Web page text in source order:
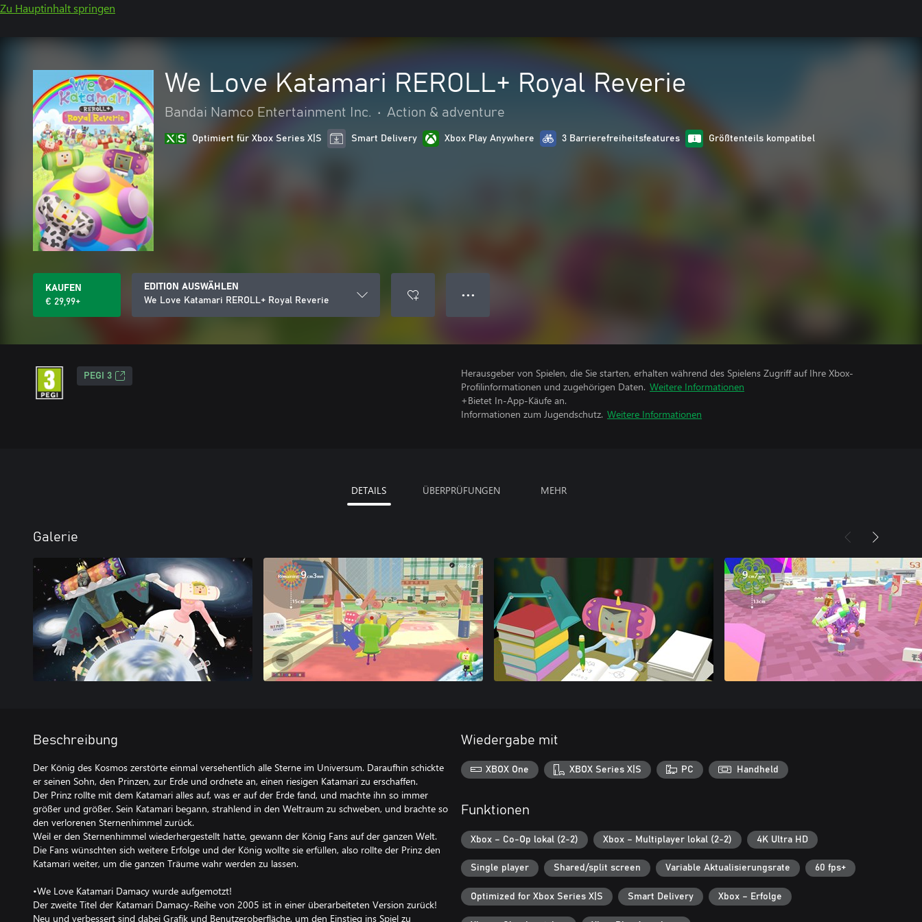
Zu Hauptinhalt springen
We Love Katamari REROLL+ Royal Reverie
Bandai Namco Entertainment Inc. • Action & adventure
Optimiert für Xbox Series X|S Smart Delivery Xbox Play Anywhere 3 Barrierefreiheitsfeatures Größtenteils kompatibel
KAUFEN
€ 29,99+
EDITION AUSWÄHLEN
We Love Katamari REROLL+ Royal Reverie
● ● ●
PEGI 3
Herausgeber von Spielen, die Sie starten, erhalten während des Spielens Zugriff auf Ihre Xbox-
Profilinformationen und zugehörigen Daten. Weitere Informationen
+Bietet In-App-Käufe an.
Informationen zum Jugendschutz. Weitere Informationen
DETAILS ÜBERPRÜFUNGEN MEHR
Galerie
Beschreibung
Der König des Kosmos zerstörte einmal versehentlich alle Sterne im Universum. Daraufhin schickte
er seinen Sohn, den Prinzen, zur Erde und ordnete an, einen riesigen Katamari zu erschaffen.
Der Prinz rollte mit dem Katamari alles auf, was er auf der Erde fand, und machte ihn so immer
größer und größer. Sein Katamari begann, strahlend in den Weltraum zu schweben, und brachte so
den verlorenen Sternenhimmel zurück.
Weil er den Sternenhimmel wiederhergestellt hatte, gewann der König Fans auf der ganzen Welt.
Die Fans wünschten sich weitere Erfolge und der König wollte sie erfüllen, also rollte der Prinz den
Katamari weiter, um die ganzen Träume wahr werden zu lassen.
•We Love Katamari Damacy wurde aufgemotzt!
Der zweite Titel der Katamari Damacy-Reihe von 2005 ist in einer überarbeiteten Version zurück!
Neu und verbessert sind dabei Grafik und Benutzeroberfläche, um den Einstieg ins Spiel zu
Wiedergabe mit
XBOX One XBOX Series X|S PC Handheld
Funktionen
Xbox – Co-Op lokal (2-2) Xbox – Multiplayer lokal (2-2) 4K Ultra HD
Single player Shared/split screen Variable Aktualisierungsrate 60 fps+
Optimized for Xbox Series X|S Smart Delivery Xbox – Erfolge